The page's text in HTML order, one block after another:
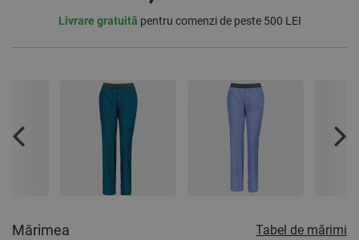
Livrare gratuită pentru comenzi de peste 500 LEI
Previous
Mărimea Tabel de mărimi